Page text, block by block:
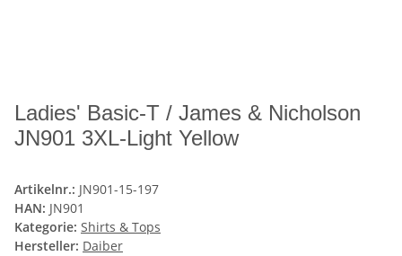
Ladies' Basic-T / James & Nicholson
JN901 3XL-Light Yellow
Artikelnr.: JN901-15-197
HAN: JN901
Kategorie: Shirts & Tops
Hersteller: Daiber